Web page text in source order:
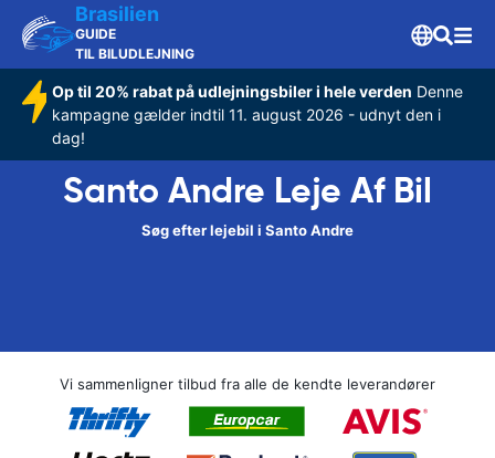
Brasilien
GUIDE
TIL BILUDLEJNING
Op til 20% rabat på udlejningsbiler i hele verden Denne
kampagne gælder indtil 11. august 2026 - udnyt den i
dag!
Santo Andre Leje Af Bil
Søg efter lejebil i Santo Andre
Vi sammenligner tilbud fra alle de kendte leverandører